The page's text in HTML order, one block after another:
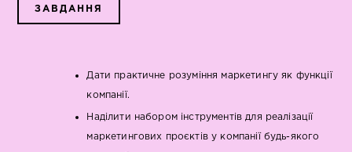
ЗАВДАННЯ
Дати практичне розуміння маркетингу як функції
компанії.
Наділити набором інструментів для реалізації
маркетингових проєктів у компанії будь-якого